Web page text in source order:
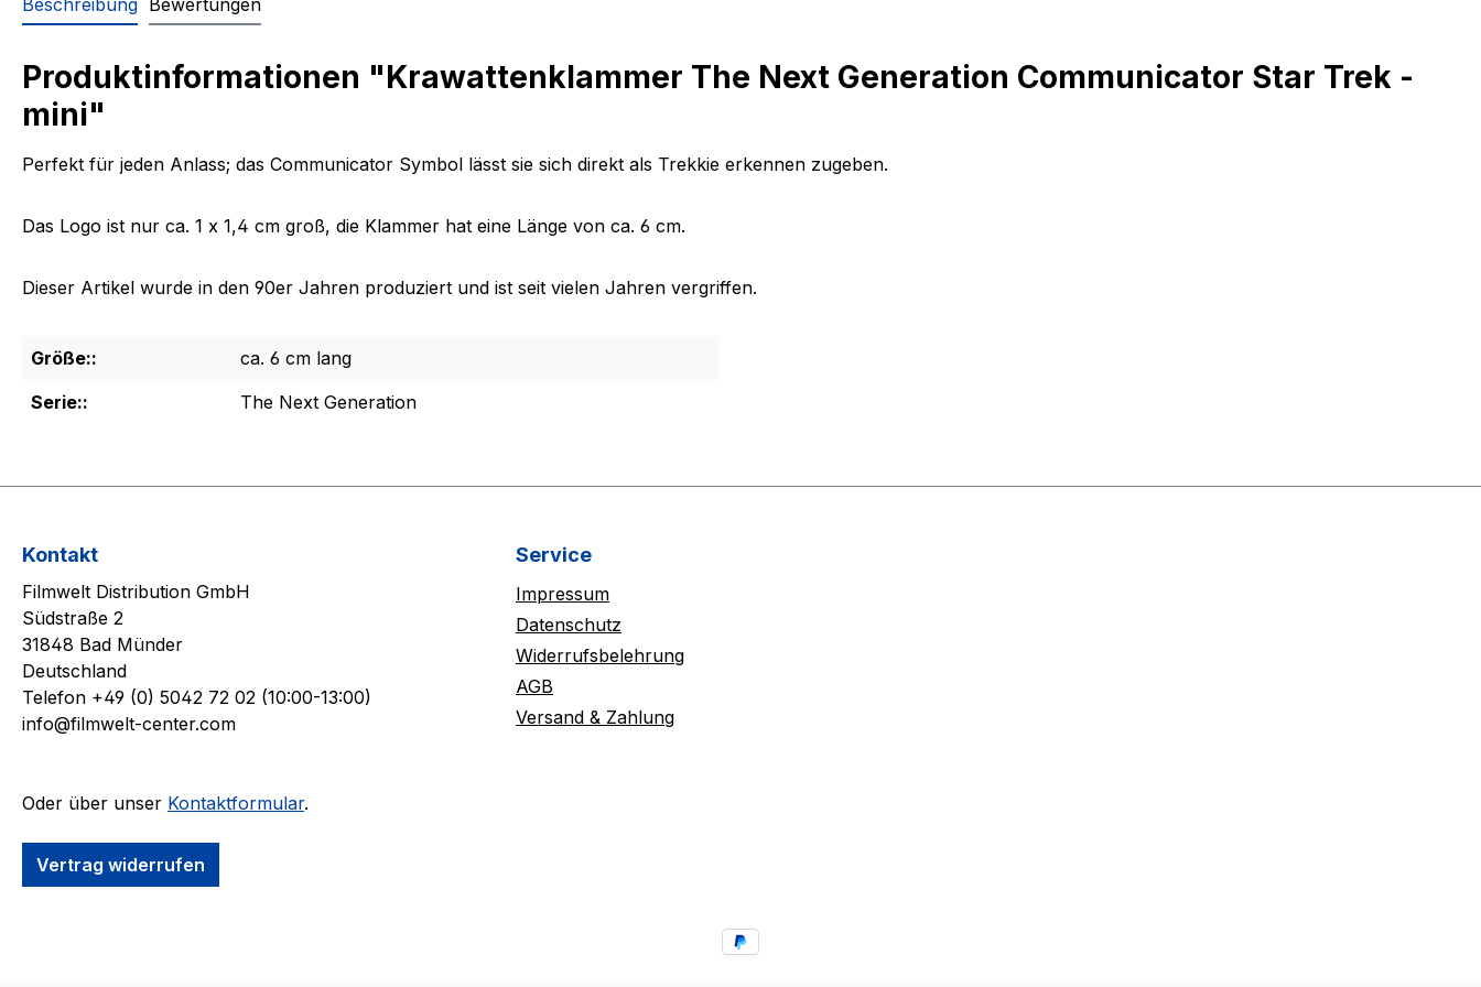
Beschreibung Bewertungen
Produktinformationen "Krawattenklammer The Next Generation Communicator Star Trek -
mini"
Perfekt für jeden Anlass; das Communicator Symbol lässt sie sich direkt als Trekkie erkennen zugeben.
Das Logo ist nur ca. 1 x 1,4 cm groß, die Klammer hat eine Länge von ca. 6 cm.
Dieser Artikel wurde in den 90er Jahren produziert und ist seit vielen Jahren vergriffen.
Größe::
ca. 6 cm lang
Serie::
The Next Generation
Kontakt
Filmwelt Distribution GmbH
Südstraße 2
31848 Bad Münder
Deutschland
Telefon +49 (0) 5042 72 02 (10:00-13:00)
info@filmwelt-center.com
Oder über unser Kontaktformular.
Vertrag widerrufen
Service
Impressum
Datenschutz
Widerrufsbelehrung
AGB
Versand & Zahlung